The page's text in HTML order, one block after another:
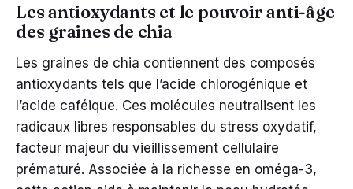
Les antioxydants et le pouvoir anti-âge
des graines de chia
Les graines de chia contiennent des composés
antioxydants tels que l’acide chlorogénique et
l’acide caféique. Ces molécules neutralisent les
radicaux libres responsables du stress oxydatif,
facteur majeur du vieillissement cellulaire
prématuré. Associée à la richesse en oméga-3,